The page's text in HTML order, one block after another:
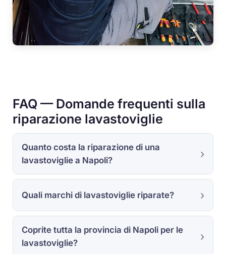
FAQ — Domande frequenti sulla
riparazione lavastoviglie
Quanto costa la riparazione di una
lavastoviglie a Napoli?
Quali marchi di lavastoviglie riparate?
Coprite tutta la provincia di Napoli per le
lavastoviglie?